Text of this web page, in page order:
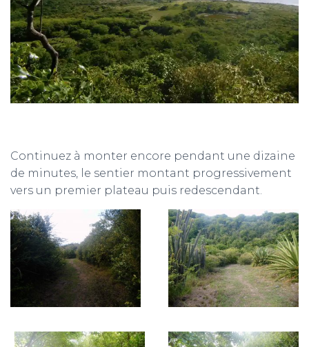
Continuez à monter encore pendant une dizaine
de minutes, le sentier montant progressivement
vers un premier plateau puis redescendant.